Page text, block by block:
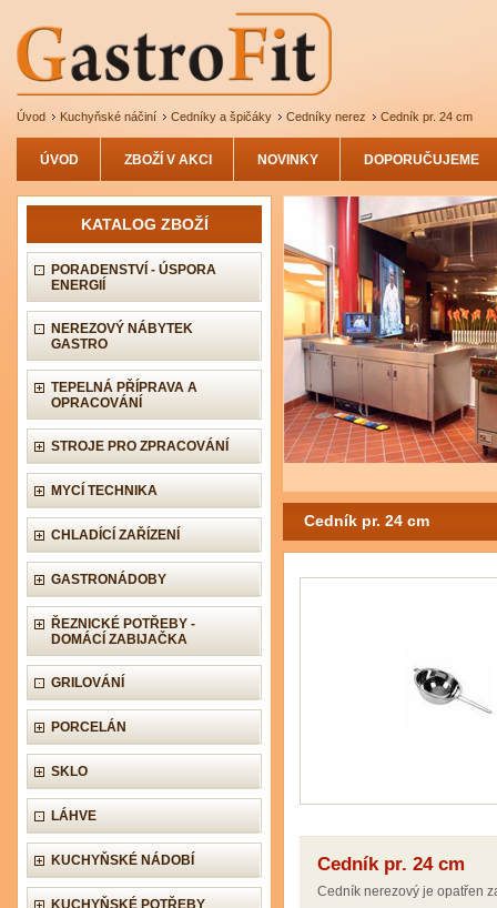
Úvod Kuchyňské náčiní Cedníky a špičáky Cedníky nerez Cedník pr. 24 cm
ÚVOD ZBOŽÍ V AKCI NOVINKY DOPORUČUJEME
KATALOG ZBOŽÍ
PORADENSTVÍ - ÚSPORA
ENERGIÍ
NEREZOVÝ NÁBYTEK
GASTRO
TEPELNÁ PŘÍPRAVA A
OPRACOVÁNÍ
STROJE PRO ZPRACOVÁNÍ
MYCÍ TECHNIKA
CHLADÍCÍ ZAŘÍZENÍ
GASTRONÁDOBY
ŘEZNICKÉ POTŘEBY -
DOMÁCÍ ZABIJAČKA
GRILOVÁNÍ
PORCELÁN
SKLO
LÁHVE
KUCHYŇSKÉ NÁDOBÍ
KUCHYŇSKÉ POTŘEBY
Cedník pr. 24 cm
Cedník pr. 24 cm
Cedník nerezový je opatřen